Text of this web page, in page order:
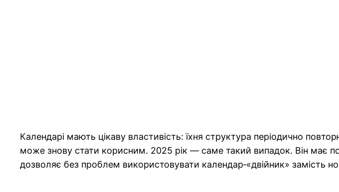
Календарі мають цікаву властивість: їхня структура періодично
може знову стати корисним. 2025 рік — саме такий випадок. Він має
дозволяє без проблем використовувати календар‑«двійник» замість